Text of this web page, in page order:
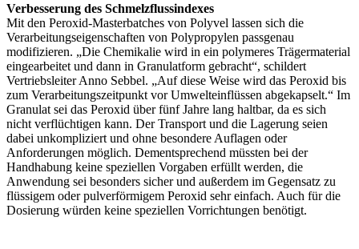
Verbesserung des Schmelzflussindexes
Mit den Peroxid-Masterbatches von Polyvel lassen sich die
Verarbeitungseigenschaften von Polypropylen passgenau
modifizieren. „Die Chemikalie wird in ein polymeres Trägermaterial
eingearbeitet und dann in Granulatform gebracht“, schildert
Vertriebsleiter Anno Sebbel. „Auf diese Weise wird das Peroxid bis
zum Verarbeitungszeitpunkt vor Umwelteinflüssen abgekapselt.“ Im
Granulat sei das Peroxid über fünf Jahre lang haltbar, da es sich
nicht verflüchtigen kann. Der Transport und die Lagerung seien
dabei unkompliziert und ohne besondere Auflagen oder
Anforderungen möglich. Dementsprechend müssten bei der
Handhabung keine speziellen Vorgaben erfüllt werden, die
Anwendung sei besonders sicher und außerdem im Gegensatz zu
flüssigem oder pulverförmigem Peroxid sehr einfach. Auch für die
Dosierung würden keine speziellen Vorrichtungen benötigt.